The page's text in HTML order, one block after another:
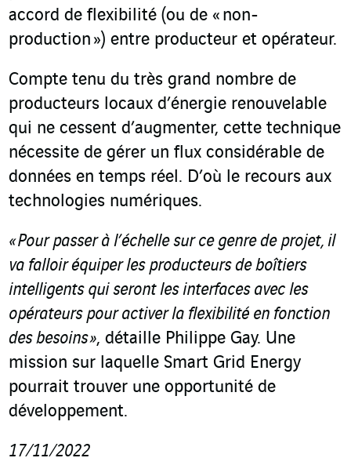
accord de flexibilité (ou de « non-
production ») entre producteur et opérateur.
Compte tenu du très grand nombre de
producteurs locaux d’énergie renouvelable
qui ne cessent d’augmenter, cette technique
nécessite de gérer un flux considérable de
données en temps réel. D’où le recours aux
technologies numériques.
« Pour passer à l’échelle sur ce genre de projet, il
va falloir équiper les producteurs de boîtiers
intelligents qui seront les interfaces avec les
opérateurs pour activer la flexibilité en fonction
des besoins », détaille Philippe Gay. Une
mission sur laquelle Smart Grid Energy
pourrait trouver une opportunité de
développement.
17/11/2022